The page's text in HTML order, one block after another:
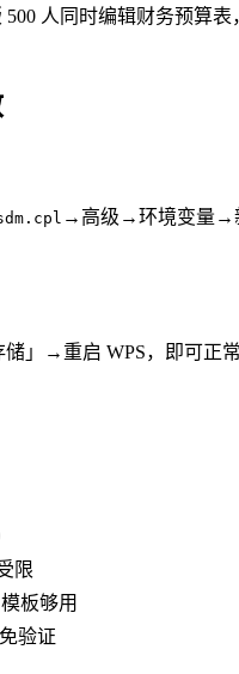
人同时编辑财务预算
→高级→环境变量→
→重启 WPS，即可正
限
板够用
验证